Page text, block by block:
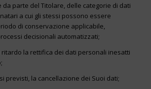
parte del Titolare, delle categorie di dati
a cui gli stessi possono essere
di conservazione applicabile,
decisionali automatizzati;
la rettifica dei dati personali inesatti
previsti, la cancellazione dei Suoi dati;